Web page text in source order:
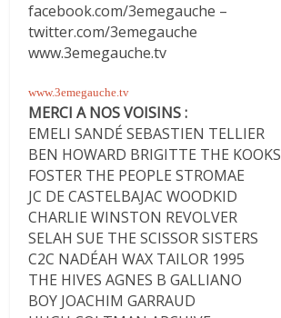
facebook.com/3emegauche –
twitter.com/3emegauche
www.3emegauche.tv
www.3emegauche.tv
MERCI A NOS VOISINS :
EMELI SANDÉ SEBASTIEN TELLIER
BEN HOWARD BRIGITTE THE KOOKS
FOSTER THE PEOPLE STROMAE
JC DE CASTELBAJAC WOODKID
CHARLIE WINSTON REVOLVER
SELAH SUE THE SCISSOR SISTERS
C2C NADÉAH WAX TAILOR 1995
THE HIVES AGNES B GALLIANO
BOY JOACHIM GARRAUD